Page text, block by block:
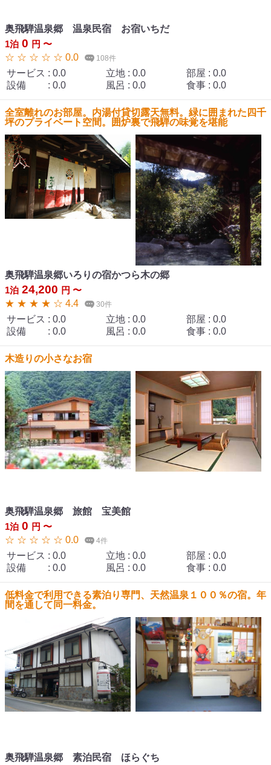
奥飛騨温泉郷 温泉民宿 お宿いちだ
1泊 0 円 〜
☆ ☆ ☆ ☆ ☆ 0.0
108件
サービス : 0.0 立地 : 0.0 部屋 : 0.0
設備
: 0.0 風呂 : 0.0 食事 : 0.0
全室離れのお部屋。内湯付貸切露天無料。緑に囲まれた四千
坪のプライベート空間。囲炉裏で飛騨の味覚を堪能
奥飛騨温泉郷いろりの宿かつら木の郷
1泊 24,200 円 〜
★ ★ ★ ★ ☆ 4.4
30件
サービス : 0.0 立地 : 0.0 部屋 : 0.0
設備
: 0.0 風呂 : 0.0 食事 : 0.0
木造りの小さなお宿
奥飛騨温泉郷 旅館 宝美館
1泊 0 円 〜
☆ ☆ ☆ ☆ ☆ 0.0
4件
サービス : 0.0 立地 : 0.0 部屋 : 0.0
設備
: 0.0 風呂 : 0.0 食事 : 0.0
低料金で利用できる素泊り専門、天然温泉１００％の宿。年
間を通して同一料金。
奥飛騨温泉郷 素泊民宿 ほらぐち